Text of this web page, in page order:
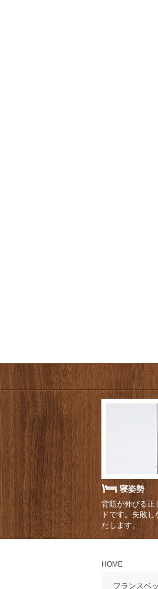
寝姿勢
背筋が伸びる正
ドです。失敗
たします。
HOME
フランスベ